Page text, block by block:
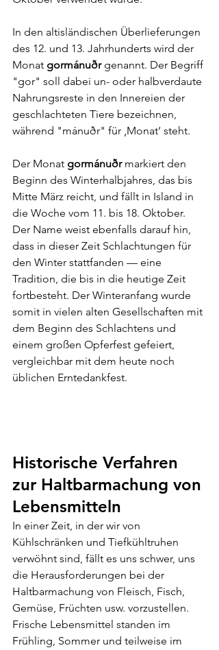
In den altisländischen Überlieferungen
des 12. und 13. Jahrhunderts wird der
Monat gormánuðr genannt. Der Begriff
"gor" soll dabei un- oder halbverdaute
Nahrungsreste in den Innereien der
geschlachteten Tiere bezeichnen,
während "mánuðr" für ‚Monat‘ steht.
Der Monat gormánuðr markiert den
Beginn des Winterhalbjahres, das bis
Mitte März reicht, und fällt in Island in
die Woche vom 11. bis 18. Oktober.
Der Name weist ebenfalls darauf hin,
dass in dieser Zeit Schlachtungen für
den Winter stattfanden — eine
Tradition, die bis in die heutige Zeit
fortbesteht. Der Winteranfang wurde
somit in vielen alten Gesellschaften mit
dem Beginn des Schlachtens und
einem großen Opferfest gefeiert,
vergleichbar mit dem heute noch
üblichen Erntedankfest.
Historische Verfahren
zur Haltbarmachung von
Lebensmitteln
In einer Zeit, in der wir von
Kühlschränken und Tiefkühltruhen
verwöhnt sind, fällt es uns schwer, uns
die Herausforderungen bei der
Haltbarmachung von Fleisch, Fisch,
Gemüse, Früchten usw. vorzustellen.
Frische Lebensmittel standen im
Frühling, Sommer und teilweise im